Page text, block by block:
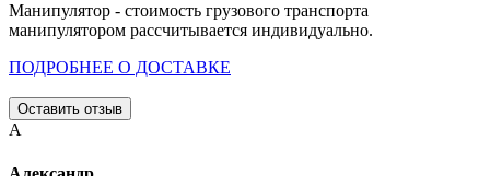
Манипулятор - стоимость грузового транспорта
манипулятором рассчитывается индивидуально.
ПОДРОБНЕЕ О ДОСТАВКЕ
Оставить отзыв
А